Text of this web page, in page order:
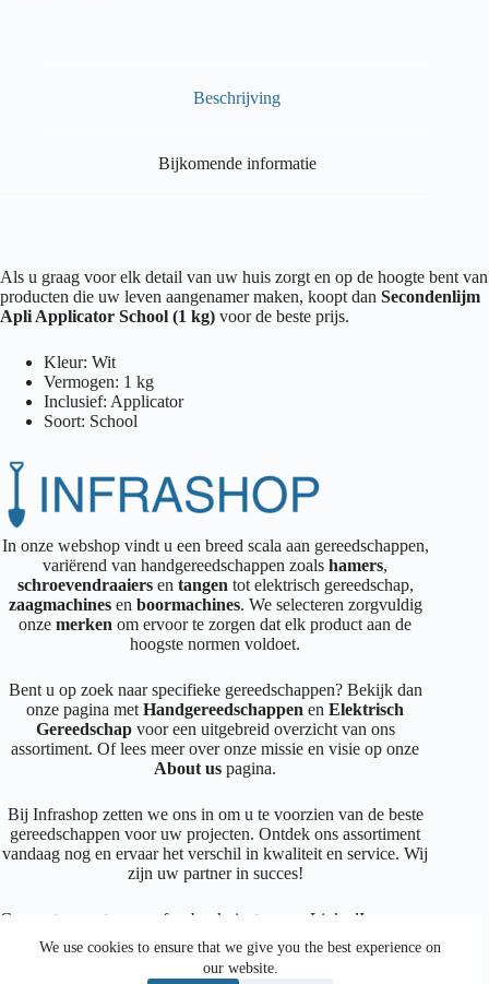
We use cookies to ensure that we give you the best experience on
our website.
Beschrijving
Bijkomende informatie
Als u graag voor elk detail van uw huis zorgt en op de hoogte bent van
producten die uw leven aangenamer maken, koopt dan Secondenlijm
Apli Applicator School (1 kg) voor de beste prijs.
Kleur: Wit
Vermogen: 1 kg
Inclusief: Applicator
Soort: School
In onze webshop vindt u een breed scala aan gereedschappen,
variërend van handgereedschappen zoalshamers,
schroevendraaiersen tangen tot elektrisch gereedschap,
zaagmachines en boormachines. We selecteren zorgvuldig
onzemerkenom ervoor te zorgen dat elk product aan de
hoogste normen voldoet.
Bent u op zoek naar specifieke gereedschappen? Bekijk dan
onze pagina metHandgereedschappen enElektrisch
Gereedschapvoor een uitgebreid overzicht van ons
assortiment. Of lees meer over onze missie en visie op onze
About us pagina.
Bij Infrashop zetten we ons in om u te voorzien van de beste
gereedschappen voor uw projecten. Ontdek ons assortiment
vandaag nog en ervaar het verschil in kwaliteit en service. Wij
zijn uw partner in succes!
Connecteer met ons op facebook instagram LinkedIn